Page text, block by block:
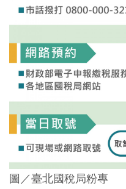
圖／臺北國稅局粉專